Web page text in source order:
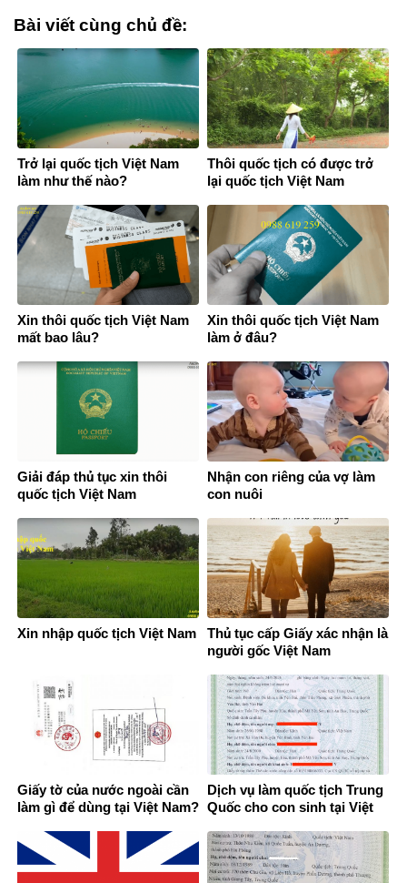
Bài viết cùng chủ đề:
Trở lại quốc tịch Việt Nam
làm như thế nào?
Thôi quốc tịch có được trở
lại quốc tịch Việt Nam
Xin thôi quốc tịch Việt Nam
mất bao lâu?
Xin thôi quốc tịch Việt Nam
làm ở đâu?
Giải đáp thủ tục xin thôi
quốc tịch Việt Nam
Nhận con riêng của vợ làm
con nuôi
Xin nhập quốc tịch Việt Nam
Thủ tục cấp Giấy xác nhận là
người gốc Việt Nam
Giấy tờ của nước ngoài cần
làm gì để dùng tại Việt Nam?
Dịch vụ làm quốc tịch Trung
Quốc cho con sinh tại Việt